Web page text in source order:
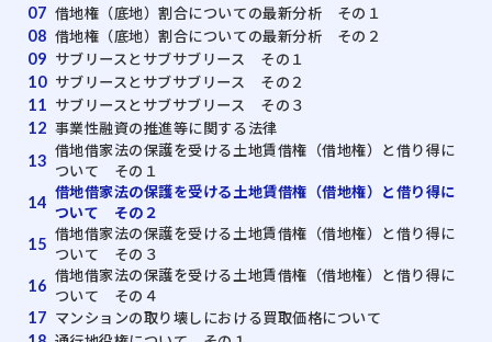
07 借地権（底地）割合についての最新分析 その１
08 借地権（底地）割合についての最新分析 その２
09 サブリースとサブサブリース その１
10 サブリースとサブサブリース その２
11 サブリースとサブサブリース その３
12 事業性融資の推進等に関する法律
13 借地借家法の保護を受ける土地賃借権（借地権）と借り得に
ついて その１
14 借地借家法の保護を受ける土地賃借権（借地権）と借り得に
ついて その２
15 借地借家法の保護を受ける土地賃借権（借地権）と借り得に
ついて その３
16 借地借家法の保護を受ける土地賃借権（借地権）と借り得に
ついて その４
17 マンションの取り壊しにおける買取価格について